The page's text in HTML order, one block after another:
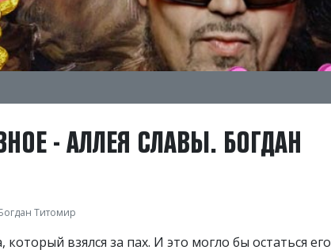
- АЛЛЕЯ СЛАВЫ. БОГДАН
Титомир
взялся за пах. И это могло бы остаться его